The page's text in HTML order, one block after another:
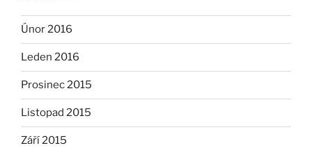
Únor 2016
Leden 2016
Prosinec 2015
Listopad 2015
Září 2015